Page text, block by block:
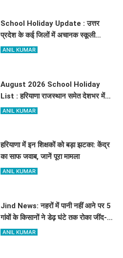
School Holiday Update : उत्तर
प्रदेश के कई जिलों में अचानक स्कूली
छुट्टियों का एलान, यहाँ देखें जिलेवाइज
ANIL KUMAR
August 2026 School Holiday
List : हरियाणा राजस्थान समेत देशभर में
अगस्त महीने में कब अक़ब बंद रहेंगें स्कूल,
ANIL KUMAR
हरियाणा में इन शिक्षकों को बड़ा झटका: केंद्र
का साफ जवाब, जानें पूरा मामला
ANIL KUMAR
Jind News: नहरों में पानी नहीं आने पर 5
गांवों के किसानों ने डेढ़ घंटे तक रोका जींद-
सफीदों सड़क मार्ग
ANIL KUMAR